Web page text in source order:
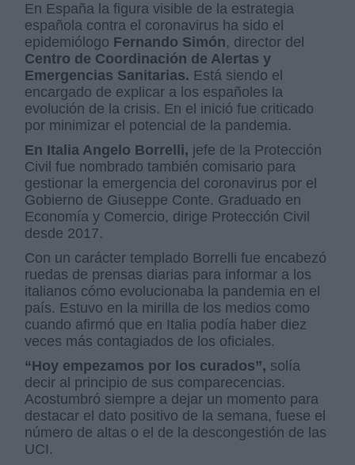
En España la figura visible de la estrategia
española contra el coronavirus ha sido el
epidemiólogo Fernando Simón, director del
Centro de Coordinación de Alertas y
Emergencias Sanitarias. Está siendo el
encargado de explicar a los españoles la
evolución de la crisis. En el inició fue criticado
por minimizar el potencial de la pandemia.
En Italia Angelo Borrelli, jefe de la Protección
Civil fue nombrado también comisario para
gestionar la emergencia del coronavirus por el
Gobierno de Giuseppe Conte. Graduado en
Economía y Comercio, dirige Protección Civil
desde 2017.
Con un carácter templado Borrelli fue encabezó
ruedas de prensas diarias para informar a los
italianos cómo evolucionaba la pandemia en el
país. Estuvo en la mirilla de los medios como
cuando afirmó que en Italia podía haber diez
veces más contagiados de los oficiales.
“Hoy empezamos por los curados”, solía
decir al principio de sus comparecencias.
Acostumbró siempre a dejar un momento para
destacar el dato positivo de la semana, fuese el
número de altas o el de la descongestión de las
UCI.